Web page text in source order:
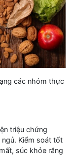
các nhóm thực
triệu chứng
Kiểm soát tốt
súc khỏe răng